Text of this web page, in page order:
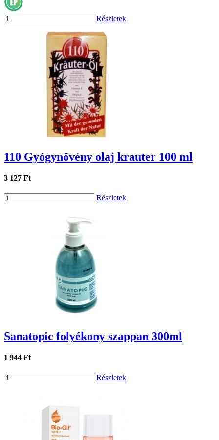
Részletek
110 Gyógynövény olaj krauter 100 ml
3 127 Ft
Részletek
Sanatopic folyékony szappan 300ml
1 944 Ft
Részletek